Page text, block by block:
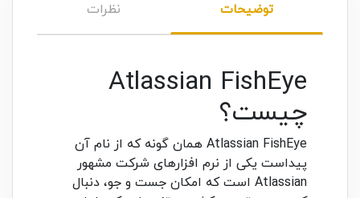
توضیحات نظرات
Atlassian FishEye
چیست؟
Atlassian FishEye همان گونه که از نام آن
پیداست یکی از نرم افزارهای شرکت مشهور
Atlassian است که امکان جست و جو، دنبال